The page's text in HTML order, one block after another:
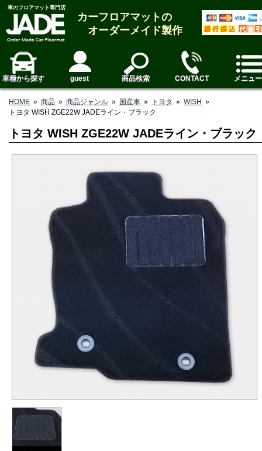
車のフロアマット専門店
カーフロアマットの
オーダーメイド製作
車種から探す guest 商品検索 CONTACT メニュー
HOME » 商品 » 商品ジャンル » 国産車 » トヨタ » WISH »
トヨタ WISH ZGE22W JADEライン・ブラック
トヨタ WISH ZGE22W JADEライン・ブラック